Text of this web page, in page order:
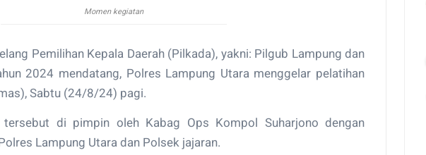
Momen kegiatan
Pemilihan Kepala Daerah (Pilkada), yakni: Pilgub Lampung dan
2024 mendatang, Polres Lampung Utara menggelar pelatihan
Sabtu (24/8/24) pagi.
tersebut di pimpin oleh Kabag Ops Kompol Suharjono dengan
Lampung Utara dan Polsek jajaran.